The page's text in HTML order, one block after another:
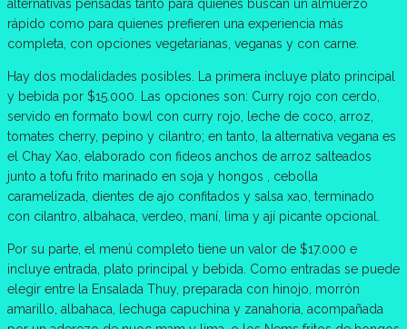
alternativas pensadas tanto para quienes buscan un almuerzo
rápido como para quienes prefieren una experiencia más
completa, con opciones vegetarianas, veganas y con carne.
Hay dos modalidades posibles. La primera incluye plato principal
y bebida por $15.000. Las opciones son: Curry rojo con cerdo,
servido en formato bowl con curry rojo, leche de coco, arroz,
tomates cherry, pepino y cilantro; en tanto, la alternativa vegana es
el Chay Xao, elaborado con fideos anchos de arroz salteados
junto a tofu frito marinado en soja y hongos , cebolla
caramelizada, dientes de ajo confitados y salsa xao, terminado
con cilantro, albahaca, verdeo, maní, lima y ají picante opcional.
Por su parte, el menú completo tiene un valor de $17.000 e
incluye entrada, plato principal y bebida. Como entradas se puede
elegir entre la Ensalada Thuy, preparada con hinojo, morrón
amarillo, albahaca, lechuga capuchina y zanahoria, acompañada